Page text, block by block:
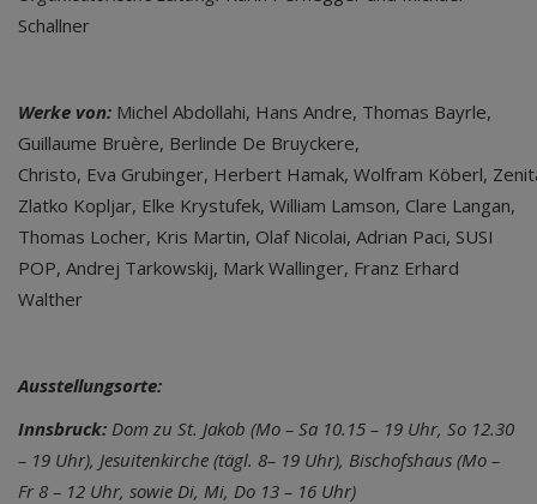
Schallner
Werke von: Michel Abdollahi, Hans Andre, Thomas Bayrle,
Guillaume Bruère, Berlinde De Bruyckere,
Christo, Eva Grubinger, Herbert Hamak, Wolfram Köberl,
Zlatko Kopljar, Elke Krystufek, William Lamson, Clare Langan,
Thomas Locher, Kris Martin, Olaf Nicolai, Adrian Paci, SUSI
POP, Andrej Tarkowskij, Mark Wallinger, Franz Erhard
Walther
Ausstellungsorte:
Innsbruck: Dom zu St. Jakob (Mo – Sa 10.15 – 19 Uhr, So 12.30
– 19 Uhr), Jesuitenkirche (tägl. 8– 19 Uhr), Bischofshaus (Mo –
Fr 8 – 12 Uhr, sowie Di, Mi, Do 13 – 16 Uhr)